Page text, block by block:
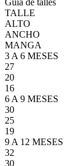
TALLE
ALTO
ANCHO
MANGA
3 A 6 MESES
27
20
16
6 A 9 MESES
30
25
19
9 A 12 MESES
32
30